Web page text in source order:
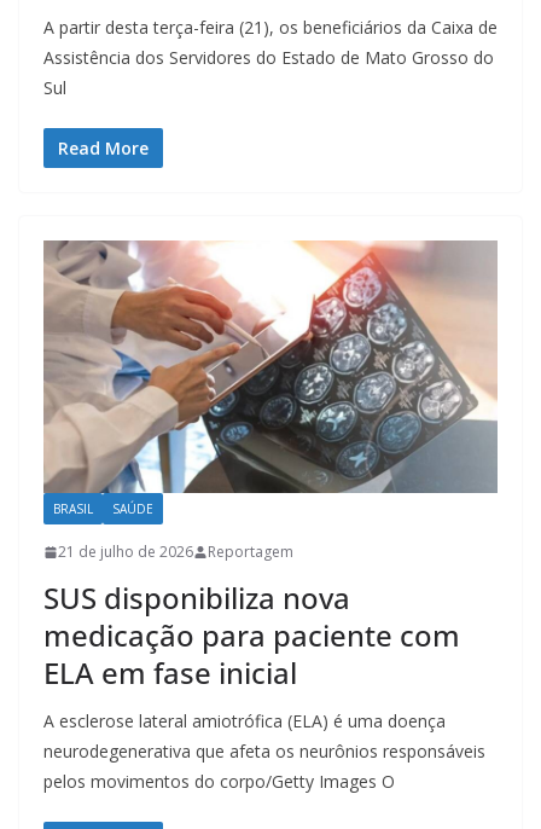
A partir desta terça-feira (21), os beneficiários da Caixa de
Assistência dos Servidores do Estado de Mato Grosso do
Sul
Read More
BRASIL SAÚDE
21 de julho de 2026 Reportagem
SUS disponibiliza nova
medicação para paciente com
ELA em fase inicial
A esclerose lateral amiotrófica (ELA) é uma doença
neurodegenerativa que afeta os neurônios responsáveis
pelos movimentos do corpo/Getty Images O